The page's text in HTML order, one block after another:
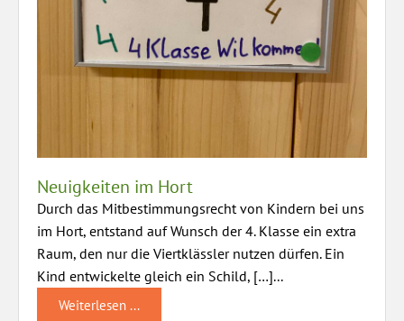
Neuigkeiten im Hort
Durch das Mitbestimmungsrecht von Kindern bei uns
im Hort, entstand auf Wunsch der 4. Klasse ein extra
Raum, den nur die Viertklässler nutzen dürfen. Ein
Kind entwickelte gleich ein Schild, […]...
Weiterlesen ...